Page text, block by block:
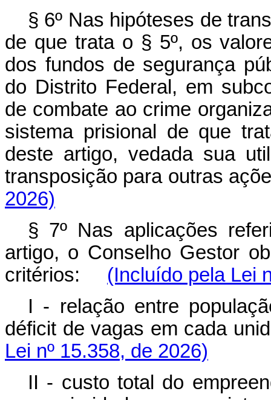
§ 6º Nas hipóteses de
de que trata o § 5º, os
dos fundos de segurança
do Distrito Federal, em
de combate ao crime
sistema prisional de que
deste artigo, vedada sua
transposição para outras
2026)
§ 7º Nas aplicações
artigo, o Conselho Gestor
critérios: (Incluído pela Lei
I - relação entre
déficit de vagas em cada
Lei nº 15.358, de 2026)
II - custo total do